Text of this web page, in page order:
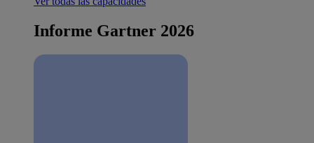
Informe Gartner 2026